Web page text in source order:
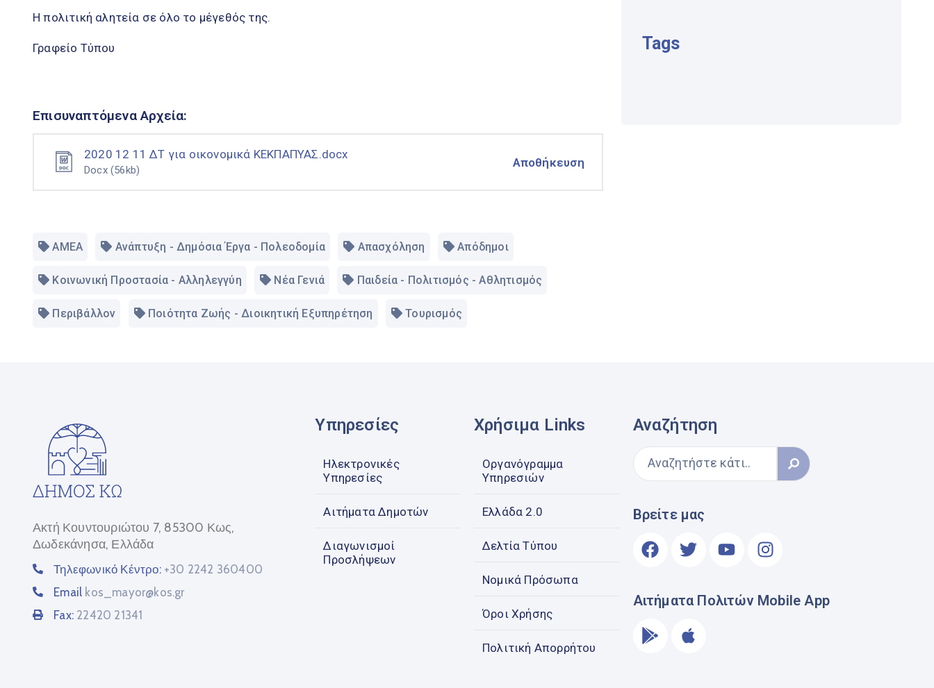
Η πολιτική αλητεία σε όλο το μέγεθός της.
Γραφείο Τύπου
Επισυναπτόμενα Αρχεία:
2020 12 11 ΔΤ για οικονομικά ΚΕΚΠΑΠΥΑΣ.docx
Docx (56kb)
Αποθήκευση
ΑΜΕΑ Ανάπτυξη - Δημόσια Έργα - Πολεοδομία Απασχόληση Απόδημοι
Κοινωνική Προστασία - Αλληλεγγύη Νέα Γενιά Παιδεία - Πολιτισμός - Αθλητισμός
Περιβάλλον Ποιότητα Ζωής - Διοικητική Εξυπηρέτηση Τουρισμός
Tags
Ακτή Κουντουριώτου 7, 85300 Κως,
Δωδεκάνησα, Ελλάδα
Τηλεφωνικό Κέντρο: +30 2242 360400
Email kos_mayor@kos.gr
Fax: 22420 21341
Υπηρεσίες
Ηλεκτρονικές
Υπηρεσίες
Αιτήματα Δημοτών
Διαγωνισμοί
Προσλήψεων
Χρήσιμα Links
Οργανόγραμμα
Υπηρεσιών
Ελλάδα 2.0
Δελτία Τύπου
Νομικά Πρόσωπα
Όροι Χρήσης
Πολιτική Απορρήτου
Αναζήτηση
Βρείτε μας
Αιτήματα Πολιτών Mobile App